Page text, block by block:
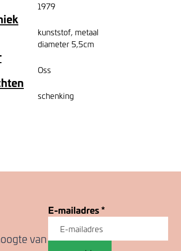
1979
kunststof, metaal
diameter 5,5cm
Oss
schenking
van
E-mailadres*